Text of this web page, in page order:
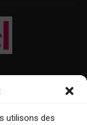
utilisons des
Le Mensuel ?